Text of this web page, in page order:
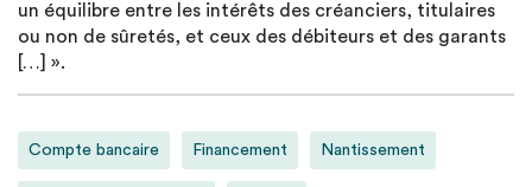
un équilibre entre les intérêts des créanciers, titulaires
ou non de sûretés, et ceux des débiteurs et des garants
[…] ».
Compte bancaire Financement Nantissement